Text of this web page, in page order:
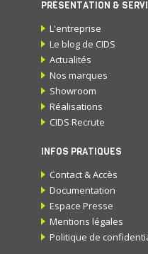
PRÉSENTATION &
L'entreprise
Le blog de CIDS
Actualités
Nos marques
Showroom
Réalisations
CIDS Recrute
INFOS PRATIQUES
Contact & Accès
Documentation
Espace Presse
Mentions légales
Politique de